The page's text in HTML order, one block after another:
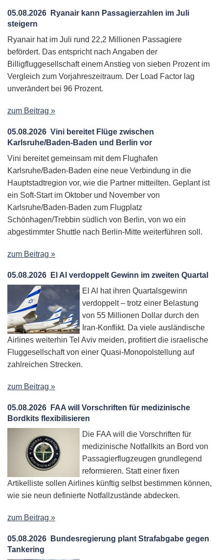
05.08.2026
Ryanair kann Passagierzahlen im Juli
steigern
Ryanair hat im Juli rund 22,2 Millionen Passagiere
befördert. Das entspricht nach Angaben der
Billigfluggesellschaft einem Anstieg von sieben Prozent im
Vergleich zum Vorjahreszeitraum. Der Load Factor lag
unverändert bei 96 Prozent.
zum Beitrag »
05.08.2026 Vini bereitet Flüge zwischen
Karlsruhe/Baden-Baden und Berlin vor
Vini bereitet gemeinsam mit dem Flughafen
Karlsruhe/Baden-Baden eine neue Verbindung in die
Hauptstadtregion vor, wie die Partner mitteilten. Geplant ist
ein Soft-Start im Oktober und November von
Karlsruhe/Baden-Baden zum Flugplatz
Schönhagen/Trebbin südlich von Berlin, von wo ein
abgestimmter Shuttle nach Berlin-Mitte weiterführen soll.
zum Beitrag »
05.08.2026
El Al verdoppelt Gewinn im zweiten Quartal
El Al hat ihren Quartalsgewinn
verdoppelt – trotz einer Belastung
von 55 Millionen Dollar durch den
Iran-Konflikt. Da viele ausländische
Airlines weiterhin Tel Aviv meiden, profitiert die israelische
Fluggesellschaft von einer Quasi-Monopolstellung auf
zahlreichen Strecken.
zum Beitrag »
05.08.2026
FAA will Vorschriften für medizinische
Bordkits flexibilisieren
Die FAA will die Vorschriften für
medizinische Notfallkits an Bord von
Passagierflugzeugen grundlegend
reformieren. Statt einer fixen
Artikelliste sollen Airlines künftig selbst bestimmen können,
wie sie neun definierte Notfallzustände abdecken.
zum Beitrag »
05.08.2026
Bundesregierung plant Strafabgabe gegen
Tankering